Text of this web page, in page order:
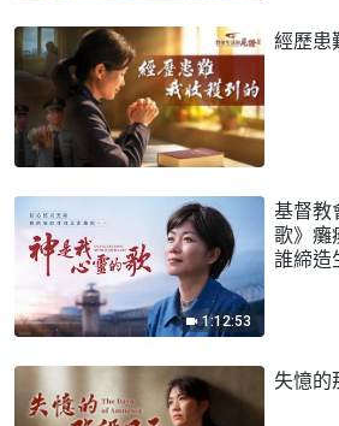
經歷患
1:12:53
基督教
歌》癱
誰締造
失憶的